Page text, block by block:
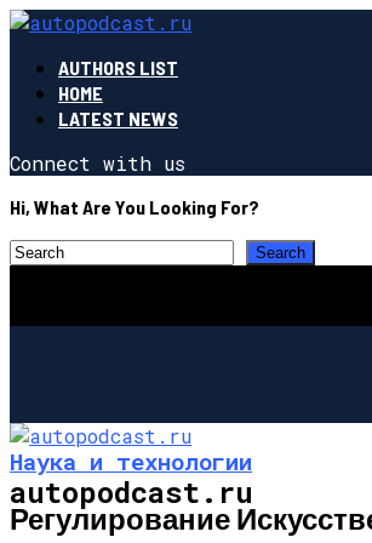
AUTHORS LIST
HOME
LATEST NEWS
Connect with us
Hi, What Are You Looking For?
autopodcast.ru
Наука и технологии
Регулирование